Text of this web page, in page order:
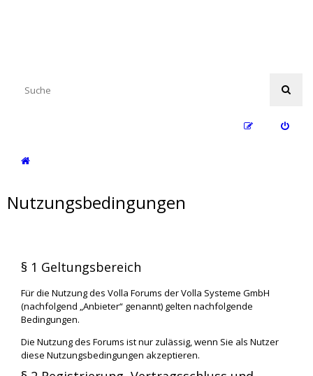
Nutzungsbedingungen
§ 1 Geltungsbereich
Für die Nutzung des Volla Forums der Volla Systeme GmbH
(nachfolgend „Anbieter“ genannt) gelten nachfolgende
Bedingungen.
Die Nutzung des Forums ist nur zulässig, wenn Sie als Nutzer
diese Nutzungsbedingungen akzeptieren.